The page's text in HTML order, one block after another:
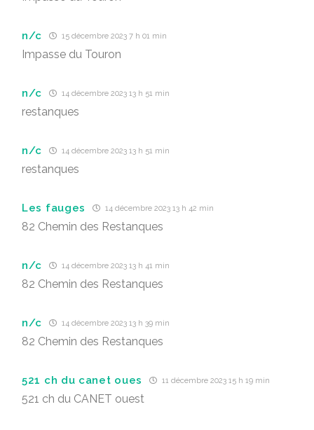
n/c 15 décembre 2023 7 h 01 min
Impasse du Touron
n/c 14 décembre 2023 13 h 51 min
restanques
n/c 14 décembre 2023 13 h 51 min
restanques
Les fauges 14 décembre 2023 13 h 42 min
82 Chemin des Restanques
n/c 14 décembre 2023 13 h 41 min
82 Chemin des Restanques
n/c 14 décembre 2023 13 h 39 min
82 Chemin des Restanques
521 ch du canet oues 11 décembre 2023 15 h 19 min
521 ch du CANET ouest